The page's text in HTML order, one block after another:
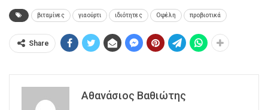
βιταμίνες γιαούρτι ιδιότητες Οφέλη προβιοτικά
Share
Αθανάσιος Βαθιώτης